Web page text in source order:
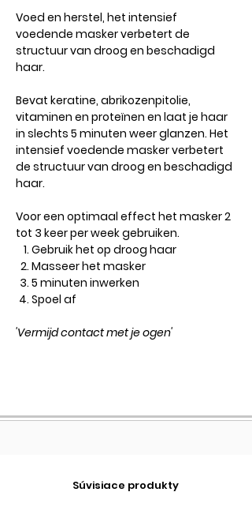
Voed en herstel, het intensief
voedende masker verbetert de
structuur van droog en beschadigd
haar.
Bevat keratine, abrikozenpitolie,
vitaminen en proteïnen en laat je haar
in slechts 5 minuten weer glanzen. Het
intensief voedende masker verbetert
de structuur van droog en beschadigd
haar.
Voor een optimaal effect het masker 2
tot 3 keer per week gebruiken.
Gebruik het op droog haar
Masseer het masker
5 minuten inwerken
Spoel af
'Vermijd contact met je ogen'
Súvisiace produkty